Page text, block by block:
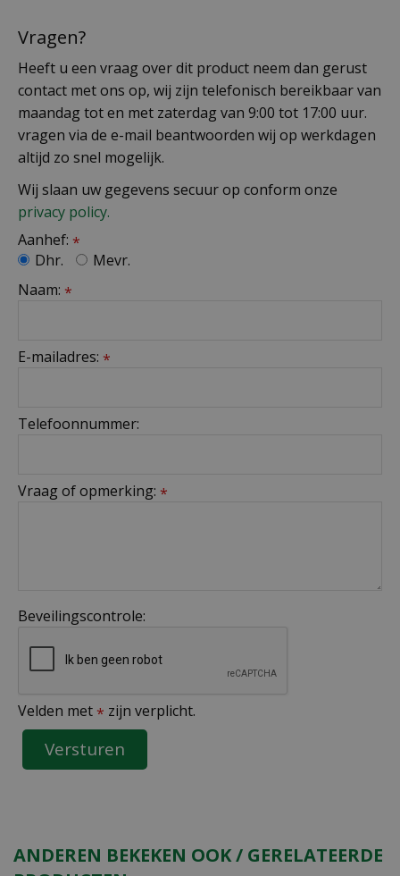
Vragen?
Heeft u een vraag over dit product neem dan gerust
contact met ons op, wij zijn telefonisch bereikbaar van
maandag tot en met zaterdag van 9:00 tot 17:00 uur.
vragen via de e-mail beantwoorden wij op werkdagen
altijd zo snel mogelijk.
Wij slaan uw gegevens secuur op conform onze
privacy policy.
Aanhef: *
Dhr.
Mevr.
Naam: *
E-mailadres: *
Telefoonnummer:
Vraag of opmerking: *
Beveilingscontrole:
Velden met * zijn verplicht.
ANDEREN BEKEKEN OOK / GERELATEERDE